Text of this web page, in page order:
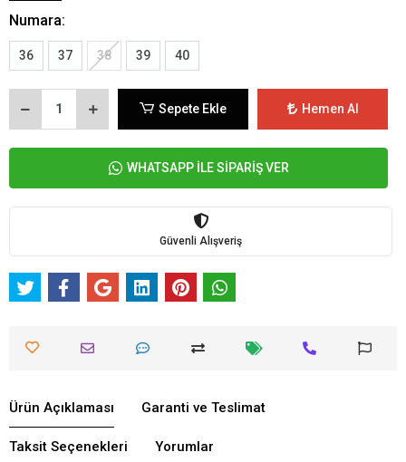
Numara:
36 37 38 39 40
Sepete Ekle Hemen Al
WHATSAPP İLE SİPARİŞ VER
Güvenli Alışveriş
Ürün Açıklaması Garanti ve Teslimat
Taksit Seçenekleri Yorumlar